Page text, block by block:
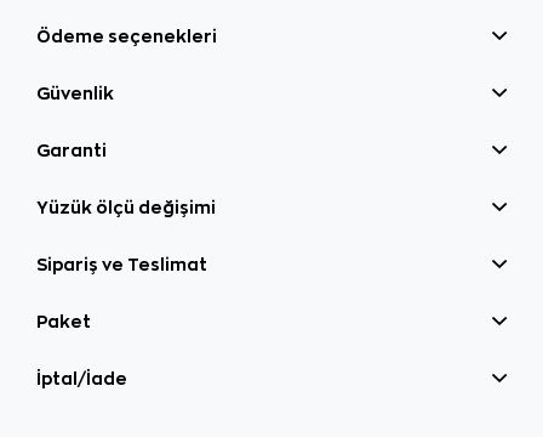
Ödeme seçenekleri
Güvenlik
Garanti
Yüzük ölçü değişimi
Sipariş ve Teslimat
Paket
İptal/İade